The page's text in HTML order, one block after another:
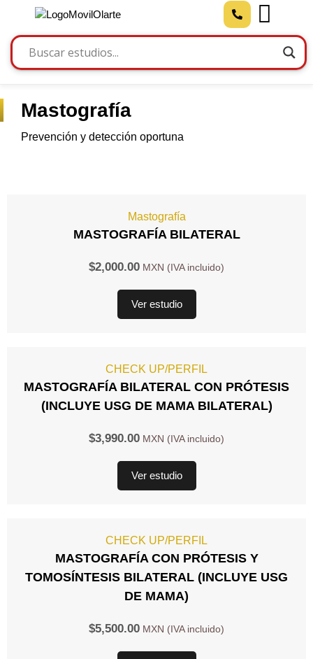
Mastografía
Prevención y detección oportuna
Mastografía
MASTOGRAFÍA BILATERAL
$2,000.00
Ver estudio
CHECK UP/PERFIL
MASTOGRAFÍA BILATERAL CON PRÓTESIS
(INCLUYE USG DE MAMA BILATERAL)
$3,990.00
Ver estudio
CHECK UP/PERFIL
MASTOGRAFÍA CON PRÓTESIS Y
TOMOSÍNTESIS BILATERAL (INCLUYE USG
DE MAMA)
$5,500.00